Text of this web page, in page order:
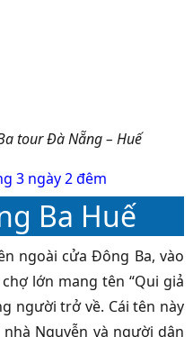
tour Đà Nẵng – Huế
3 ngày 2 đêm
Ba Huế
ngoài cửa Đông Ba, vào
lớn mang tên “Qui giả
người trở về. Cái tên này
Nguyễn và người dân